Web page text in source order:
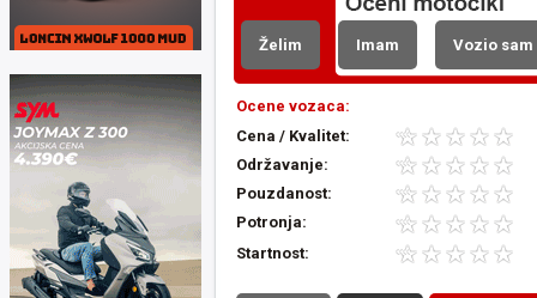
Želim Imam Vozio sam
Ocene vozaca:
Cena / Kvalitet:
Održavanje:
Pouzdanost:
Potronja:
Startnost: